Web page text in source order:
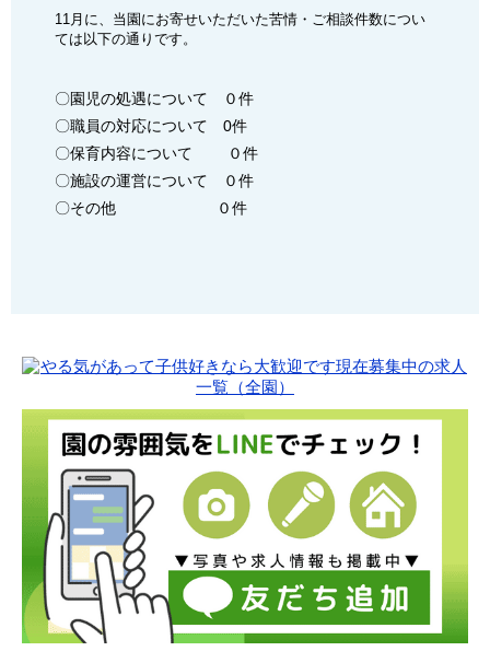
11月に、当園にお寄せいただいた苦情・ご相談件数につい
ては以下の通りです。
〇園児の処遇について ０件
〇職員の対応について 0件
〇保育内容について ０件
〇施設の運営について ０件
〇その他 ０件